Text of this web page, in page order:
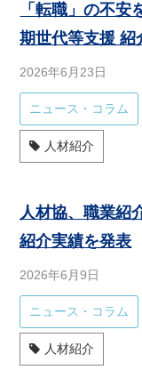
「転職」の不
期世代等支援 紹
2026年6月23日
ニュース・コラム
人材紹介
人材協、職業紹
紹介実績を発表
2026年6月9日
ニュース・コラム
人材紹介